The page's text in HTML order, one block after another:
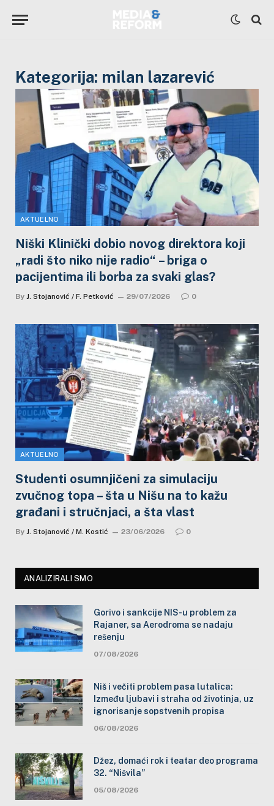
Kategorija: milan lazarević
AKTUELNO
Niški Klinički dobio novog direktora koji
„radi što niko nije radio“ – briga o
pacijentima ili borba za svaki glas?
By J. Stojanović / F. Petković 29/07/2026 0
AKTUELNO
Studenti osumnjičeni za simulaciju
zvučnog topa – šta u Nišu na to kažu
građani i stručnjaci, a šta vlast
By J. Stojanović / M. Kostić 23/06/2026 0
ANALIZIRALI SMO
Gorivo i sankcije NIS-u problem za
Rajaner, sa Aerodroma se nadaju
rešenju
07/08/2026
Niš i večiti problem pasa lutalica:
Između ljubavi i straha od životinja, uz
ignorisanje sopstvenih propisa
06/08/2026
Džez, domaći rok i teatar deo programa
32. “Nišvila”
05/08/2026